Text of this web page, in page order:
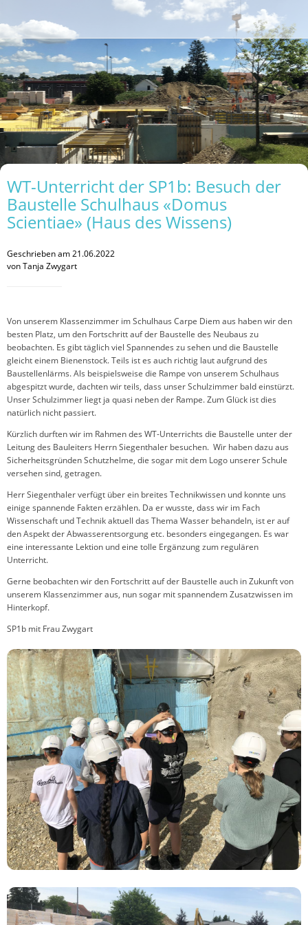
WT-Unterricht der SP1b: Besuch der
Baustelle Schulhaus «Domus
Scientiae» (Haus des Wissens)
Geschrieben am 21.06.2022
von Tanja Zwygart
Von unserem Klassenzimmer im Schulhaus Carpe Diem aus haben wir den
besten Platz, um den Fortschritt auf der Baustelle des Neubaus zu
beobachten. Es gibt täglich viel Spannendes zu sehen und die Baustelle
gleicht einem Bienenstock. Teils ist es auch richtig laut aufgrund des
Baustellenlärms. Als beispielsweise die Rampe von unserem Schulhaus
abgespitzt wurde, dachten wir teils, dass unser Schulzimmer bald einstürzt.
Unser Schulzimmer liegt ja quasi neben der Rampe. Zum Glück ist dies
natürlich nicht passiert.
Kürzlich durften wir im Rahmen des WT-Unterrichts die Baustelle unter der
Leitung des Bauleiters Herrn Siegenthaler besuchen. Wir haben dazu aus
Sicherheitsgründen Schutzhelme, die sogar mit dem Logo unserer Schule
versehen sind, getragen.
Herr Siegenthaler verfügt über ein breites Technikwissen und konnte uns
einige spannende Fakten erzählen. Da er wusste, dass wir im Fach
Wissenschaft und Technik aktuell das Thema Wasser behandeln, ist er auf
den Aspekt der Abwasserentsorgung etc. besonders eingegangen. Es war
eine interessante Lektion und eine tolle Ergänzung zum regulären
Unterricht.
Gerne beobachten wir den Fortschritt auf der Baustelle auch in Zukunft von
unserem Klassenzimmer aus, nun sogar mit spannendem Zusatzwissen im
Hinterkopf.
SP1b mit Frau Zwygart